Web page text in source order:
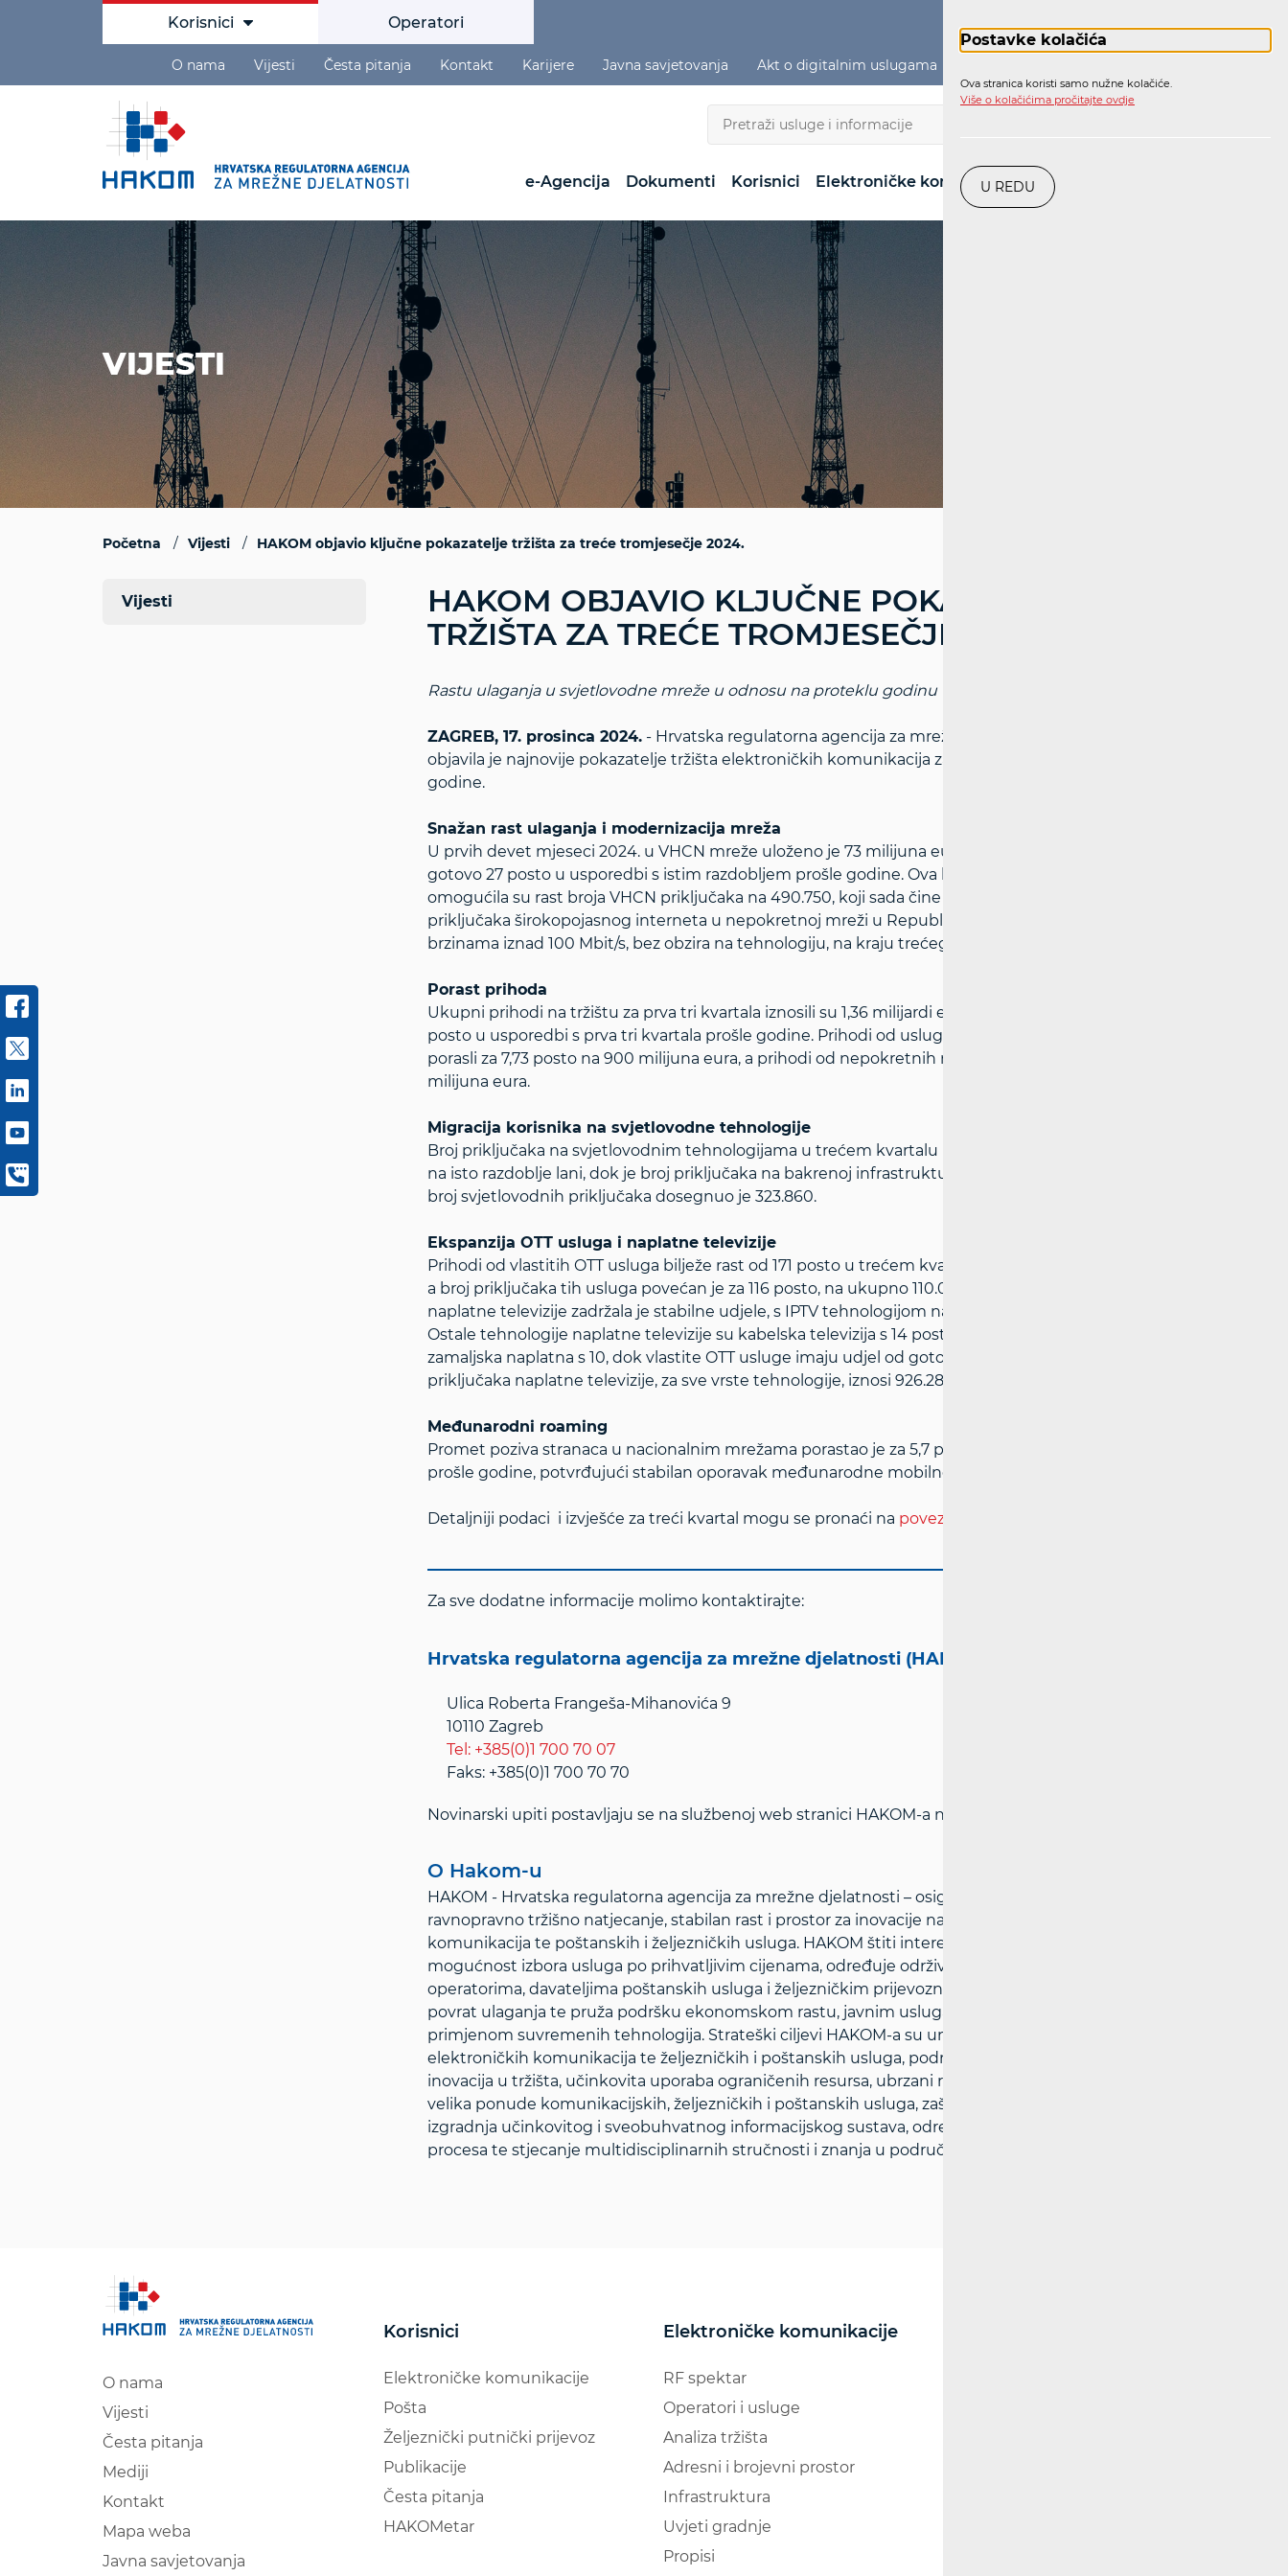
Postavke kolačića
Ova stranica koristi samo nužne kolačiće.
Više o kolačićima pročitajte ovdje
U REDU
Korisnici Operatori
O nama Vijesti Česta pitanja Kontakt Karijere Javna savjetovanja Akt o digitalnim uslugama
e-Agencija Dokumenti Korisnici Elektroničke komunikacije Pošta
VIJESTI
Početna Vijesti HAKOM objavio ključne pokazatelje tržišta za treće tromjesečje 2024.
HAKOM OBJAVIO KLJUČNE POKAZATELJE
TRŽIŠTA ZA TREĆE TROMJESEČJE 2024.
Rastu ulaganja u svjetlovodne mreže u odnosu na proteklu godinu
ZAGREB, 17. prosinca 2024. - Hrvatska regulatorna agencija za mrežne djelatnosti (HAKOM)
objavila je najnovije pokazatelje tržišta elektroničkih komunikacija za treće tromjesečje 2024.
godine.
Snažan rast ulaganja i modernizacija mreža
U prvih devet mjeseci 2024. u VHCN mreže uloženo je 73 milijuna eura, što predstavlja rast od
gotovo 27 posto u usporedbi s istim razdobljem prošle godine. Ova kontinuirana ulaganja
omogućila su rast broja VHCN priključaka na 490.750, koji sada čine 43 posto od svih 1.140.391
priključaka širokopojasnog interneta u nepokretnoj mreži u Republici Hrvatskoj. Udjel priključaka s
brzinama iznad 100 Mbit/s, bez obzira na tehnologiju, na kraju trećeg kvartala iznosi 45 posto.
Porast prihoda
Ukupni prihodi na tržištu za prva tri kvartala iznosili su 1,36 milijardi eura, što je povećanje od 7,8
posto u usporedbi s prva tri kvartala prošle godine. Prihodi od usluga pokretnih mreža pritom su
porasli za 7,73 posto na 900 milijuna eura, a prihodi od nepokretnih mreža za 7,87 posto na 464
milijuna eura.
Migracija korisnika na svjetlovodne tehnologije
Broj priključaka na svjetlovodnim tehnologijama u trećem kvartalu porastao je za 83.897 u odnosu
na isto razdoblje lani, dok je broj priključaka na bakrenoj infrastrukturi smanjen za 52.840. Ukupan
broj svjetlovodnih priključaka dosegnuo je 323.860.
Ekspanzija OTT usluga i naplatne televizije
Prihodi od vlastitih OTT usluga bilježe rast od 171 posto u trećem kvartalu u odnosu na godinu prije,
a broj priključaka tih usluga povećan je za 116 posto, na ukupno 110.055. Struktura priključaka
naplatne televizije zadržala je stabilne udjele, s IPTV tehnologijom na vodećem mjestu s 51,2 posto.
Ostale tehnologije naplatne televizije su kabelska televizija s 14 posto, satelitska s 13 posto,
zamaljska naplatna s 10, dok vlastite OTT usluge imaju udjel od gotovo 12 posto. Ukupan broj
priključaka naplatne televizije, za sve vrste tehnologije, iznosi 926.288.
Međunarodni roaming
Promet poziva stranaca u nacionalnim mrežama porastao je za 5,7 posto u odnosu na isto razdoblje
prošle godine, potvrđujući stabilan oporavak međunarodne mobilnosti korisnika.
Detaljniji podaci i izvješće za treći kvartal mogu se pronaći na poveznici
Za sve dodatne informacije molimo kontaktirajte:
Hrvatska regulatorna agencija za mrežne djelatnosti (HAKOM)
Ulica Roberta Frangeša-Mihanovića 9
10110 Zagreb
Tel: +385(0)1 700 70 07
Faks: +385(0)1 700 70 70
Novinarski upiti postavljaju se na službenoj web stranici HAKOM-a na adresi:
O Hakom-u
HAKOM - Hrvatska regulatorna agencija za mrežne djelatnosti – osigurava pretpostavke za
ravnopravno tržišno natjecanje, stabilan rast i prostor za inovacije na tržištima elektroničkih
komunikacija te poštanskih i željezničkih usluga. HAKOM štiti interese korisnika i osigurava
mogućnost izbora usluga po prihvatljivim cijenama, određuje održive konkurentne uvjete
operatorima, davateljima poštanskih usluga i željezničkim prijevoznicima uz pravedne uvjete za
povrat ulaganja te pruža podršku ekonomskom rastu, javnim uslugama i kakvoći života u RH
primjenom suvremenih tehnologija. Strateški ciljevi HAKOM-a su unaprjeđenje regulacije tržišta
elektroničkih komunikacija te željezničkih i poštanskih usluga, podržavanje rasta ulaganja i
inovacija u tržišta, učinkovita uporaba ograničenih resursa, ubrzani rast širokopojasnih usluga,
velika ponude komunikacijskih, željezničkih i poštanskih usluga, zaštita i informiranje korisnika,
izgradnja učinkovitog i sveobuhvatnog informacijskog sustava, određivanje i ugradnja učinkovitih
procesa te stjecanje multidisciplinarnih stručnosti i znanja u području reguliranja tržišta.
Vijesti
O nama
Vijesti
Česta pitanja
Mediji
Kontakt
Mapa weba
Javna savjetovanja
Korisnici
Elektroničke komunikacije
Pošta
Željeznički putnički prijevoz
Publikacije
Česta pitanja
HAKOMetar
Elektroničke komunikacije
RF spektar
Operatori i usluge
Analiza tržišta
Adresni i brojevni prostor
Infrastruktura
Uvjeti gradnje
Propisi